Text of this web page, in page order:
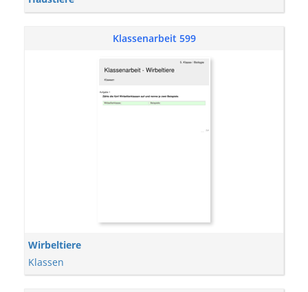
Klassenarbeit 599
Wirbeltiere
Klassen